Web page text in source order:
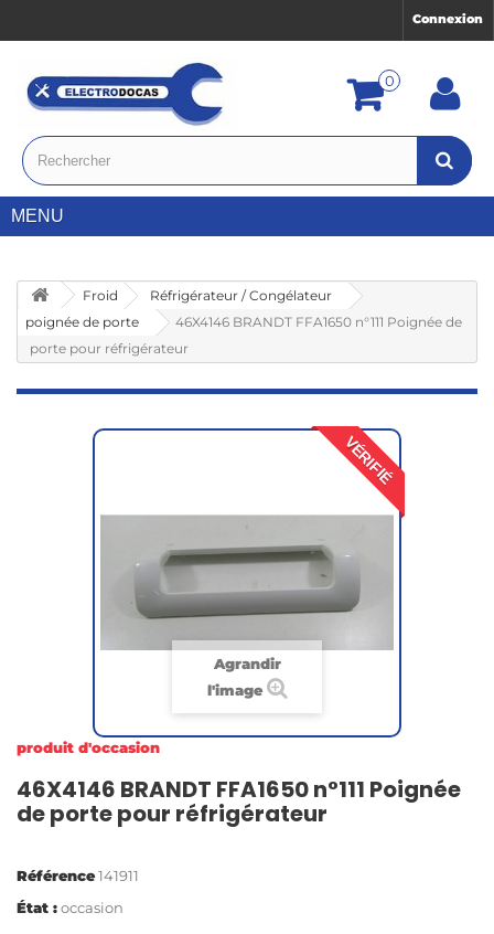
Connexion
0
MENU
Froid
Réfrigérateur / Congélateur
poignée de porte
46X4146 BRANDT FFA1650 n°111 Poignée de
porte pour réfrigérateur
VÉRIFIÉ
Agrandir
l'image
produit d'occasion
46X4146 BRANDT FFA1650 n°111 Poignée
de porte pour réfrigérateur
Référence141911
État :occasion